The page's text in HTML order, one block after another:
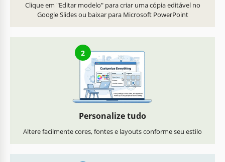
Clique em "Editar modelo" para criar uma cópia editável no
Google Slides ou baixar para Microsoft PowerPoint
2
Personalize tudo
Altere facilmente cores, fontes e layouts conforme seu estilo